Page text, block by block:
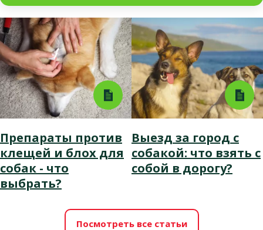
Препараты против
клещей и блох для
собак - что
выбрать?
Выезд за город с
собакой: что взять с
собой в дорогу?
Посмотреть все статьи